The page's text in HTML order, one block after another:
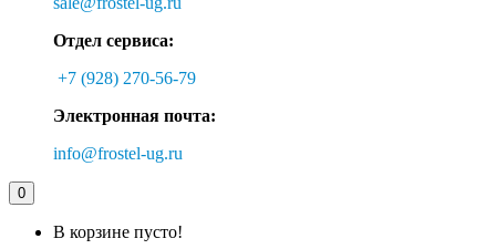
Отдел сервиса:
+7 (928) 270-56-79
Электронная почта:
info@frostel-ug.ru
0
В корзине пусто!